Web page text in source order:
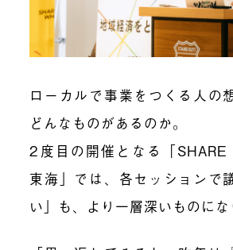
ローカルで事業をつくる人の
どんなものがあるのか。
2度目の開催となる「
東海」では、各セッションで
い」も、より一層深いものにな